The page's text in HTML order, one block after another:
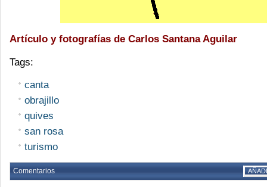
Artículo y fotografías de Carlos Santana Aguilar
Tags:
canta
obrajillo
quives
san rosa
turismo
Comentarios